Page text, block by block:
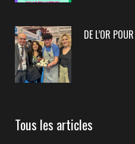
DE L’OR
Tous les articles